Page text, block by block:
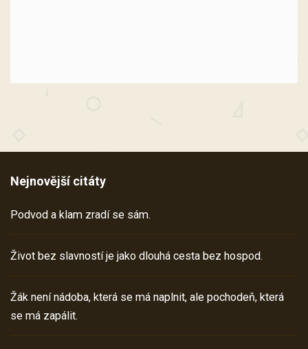
Nejnovější citáty
Podvod a klam zradí se sám.
Život bez slavností je jako dlouhá cesta bez hospod.
Žák není nádoba, která se má naplnit, ale pochodeň, která
se má zapálit.